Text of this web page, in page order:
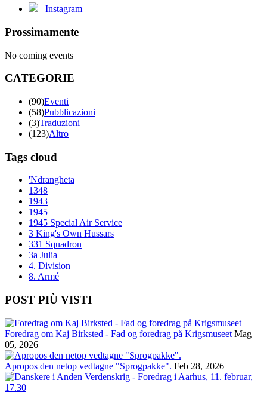
Instagram
Prossimamente
No coming events
CATEGORIE
(90)Eventi
(58)Pubblicazioni
(3)Traduzioni
(123)Altro
Tags cloud
'Ndrangheta
1348
1943
1945
1945 Special Air Service
3 King's Own Hussars
331 Squadron
3a Julia
4. Division
8. Armé
POST PIÙ VISTI
Foredrag om Kaj Birksted - Fad og foredrag på Krigsmuseet Mag
05, 2026
Apropos den netop vedtagne "Sprogpakke". Feb 28, 2026